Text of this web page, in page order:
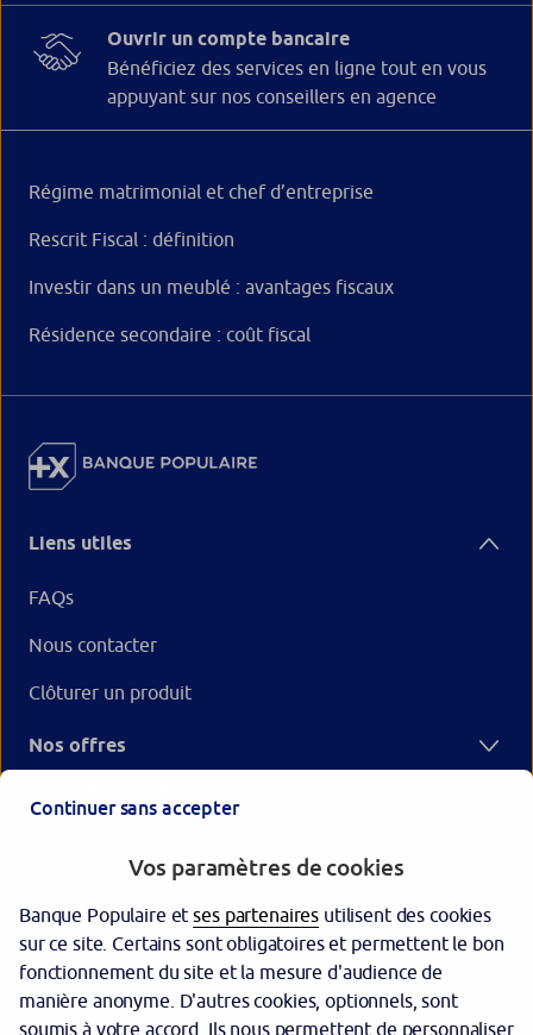
Ouvrir un compte bancaire
Bénéficiez des services en ligne tout en vous
appuyant sur nos conseillers en agence
Régime matrimonial et chef d’entreprise
Rescrit Fiscal : définition
Investir dans un meublé : avantages fiscaux
Résidence secondaire : coût fiscal
Liens utiles
FAQs
Nous contacter
Clôturer un produit
Nos offres
Garantie des dépôts
Continuer sans accepter
Vos paramètres de cookies
Banque Populaire etses partenaires utilisent des cookies
sur ce site. Certains sont obligatoires et permettent le bon
fonctionnement du site et la mesure d'audience de
manière anonyme. D'autres cookies, optionnels, sont
soumis à votre accord. Ils nous permettent de personnaliser